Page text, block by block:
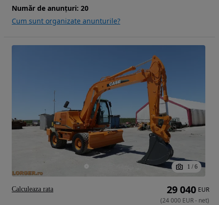
Număr de anunțuri: 20
Cum sunt organizate anunturile?
1 / 6
29 040 EUR
(24 000 EUR- net)
Calculeaza rata